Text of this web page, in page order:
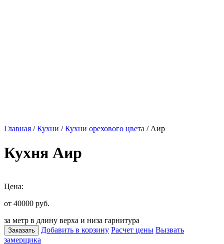
Главная /Кухни /Кухни орехового цвета / Аир
Кухня Аир
Цена:
от 40000 руб.
за метр в длину верха и низа гарнитура
Заказать Добавить в корзину Расчет цены Вызвать
замерщика